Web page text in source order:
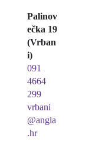
Palinov
ečka 19
(Vrban
i)
091
4664
299
vrbani
@angla
.hr